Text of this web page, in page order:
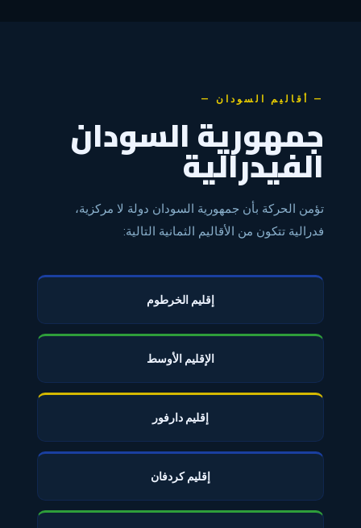
— أقاليم السودان —
جمهورية السودان
الفيدرالية
تؤمن الحركة بأن جمهورية السودان دولة لا مركزية،
فدرالية تتكون من الأقاليم الثمانية التالية:
إقليم الخرطوم
الإقليم الأوسط
إقليم دارفور
إقليم كردفان